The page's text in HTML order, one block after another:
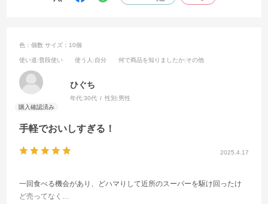
2025.4.17
手軽でおいしすぎる！
色：個数 サイズ：10個
使い道:普段使い 使う人 :自分 何で商品を知りましたか:その他
ひぐち
年代:30代 性別:男性
一回食べる機会があり、どハマりして近所のスーパーを駆け回ったけ
ど売ってなく…